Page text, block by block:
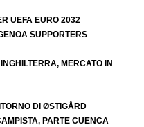
UEFA EURO 2032
SUPPORTERS
MERCATO IN
DI ØSTIGÅRD
PARTE CUENCA